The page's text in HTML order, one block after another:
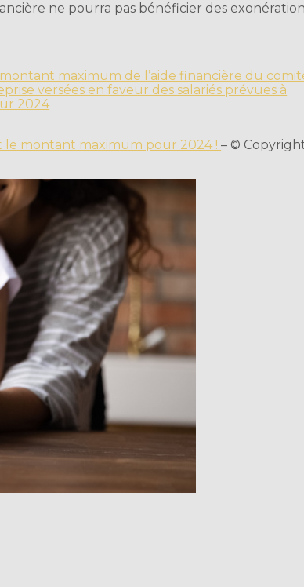
ne pourra pas bénéficier des
maximum de l’aide financière du
versées en faveur des salariés prévues à
2024
le montant maximum pour 2024 !– ©